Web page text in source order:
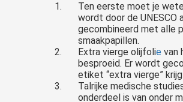
Ten eerste moet je
wordt door de
gecombineerd met alle
smaakpapillen.
Extra vierge olijfolie van
besproeid. Er wordt
etiket “extra vierge”
Talrijke medische
onderdeel is van onder